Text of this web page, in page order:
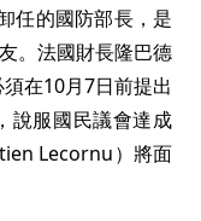
任的國防部長，是
。法國財長隆巴德
在10月7日前提出
說服國民議會達成
Lecornu）將面